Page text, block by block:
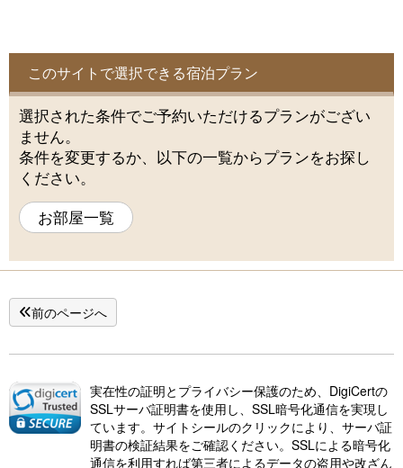
このサイトで選択できる宿泊プラン
選択された条件でご予約いただけるプランがござい
ません。
条件を変更するか、以下の一覧からプランをお探し
ください。
お部屋一覧
前のページへ
実在性の証明とプライバシー保護のため、DigiCertの
SSLサーバ証明書を使用し、SSL暗号化通信を実現し
ています。サイトシールのクリックにより、サーバ証
明書の検証結果をご確認ください。SSLによる暗号化
通信を利用すれば第三者によるデータの盗用や改ざん